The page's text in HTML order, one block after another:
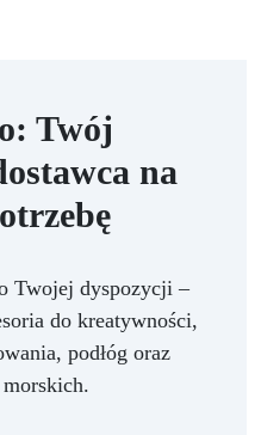
Twój
na
Twojej dyspozycji –
do kreatywności,
podłóg oraz
morskich.